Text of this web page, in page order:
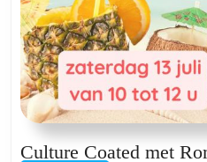
en
Jeroen
Prossé
Culture Coated met